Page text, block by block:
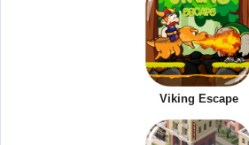
Viking Escape